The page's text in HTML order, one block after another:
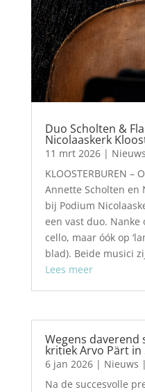
Duo Scholten &
Nicolaaskerk
11 mrt 2026| Nieuws
KLOOSTERBUREN
Annette Scholten en
bij Podium
een vast duo.
cello, maar óók op
blad). Beide musici
Lees meer
Wegens daverend
kritiek Arvo Pärt in
6 jan 2026| Nieuws
Na de succesvolle